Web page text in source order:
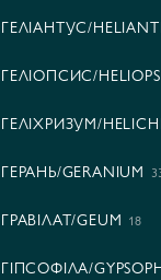
ГЕЛІАНТУС/
ГЕЛІОПСИС/
ГЕЛІХРИЗУМ/
ГЕРАНЬ/GERANIUM
ГРАВІЛАТ/GEUM 18
ГІПСОФІЛА/